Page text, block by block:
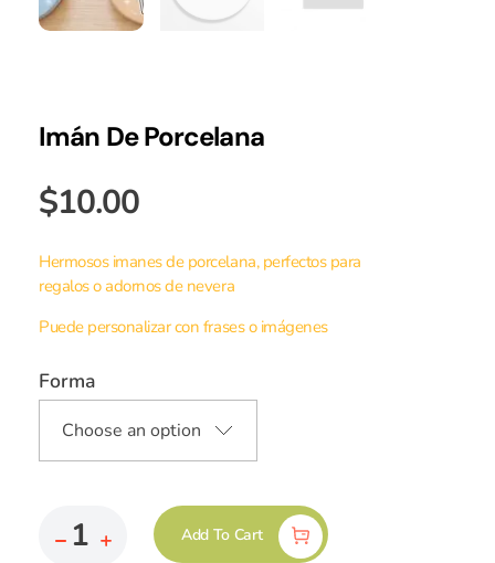
Imán De Porcelana
$10.00
Hermosos imanes de porcelana, perfectos para
regalos o adornos de nevera
Puede personalizar con frases o imágenes
Forma
Add To Cart